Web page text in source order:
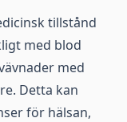
tillstånd
med blod
med
Detta kan
för hälsan,